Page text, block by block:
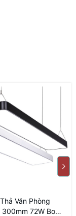
Văn Phòng
300mm 72W Bo